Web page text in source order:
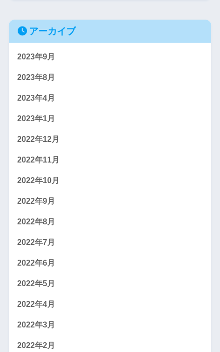
アーカイブ
2023年9月
2023年8月
2023年4月
2023年1月
2022年12月
2022年11月
2022年10月
2022年9月
2022年8月
2022年7月
2022年6月
2022年5月
2022年4月
2022年3月
2022年2月